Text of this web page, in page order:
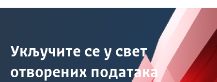
Укључите се у свет
отворених података